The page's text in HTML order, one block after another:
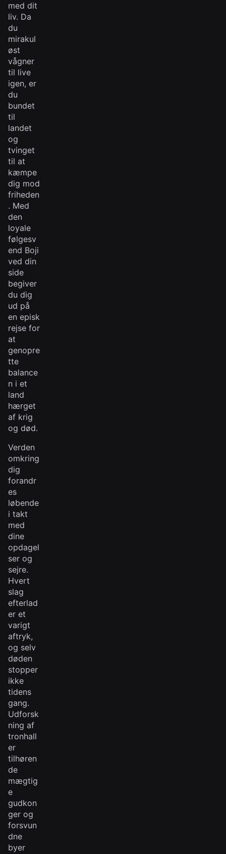
med dit
liv. Da
du
mirakul
øst
vågner
til live
igen, er
du
bundet
til
landet
og
tvinget
til at
kæmpe
dig mod
friheden
. Med
den
loyale
følgesv
end Boji
ved din
side
begiver
du dig
ud på
en episk
rejse for
at
genopre
tte
balance
n i et
land
hærget
af krig
og død.
Verden
omkring
dig
forandr
es
løbende
i takt
med
dine
opdagel
ser og
sejre.
Hvert
slag
efterlad
er et
varigt
aftryk,
og selv
døden
stopper
ikke
tidens
gang.
Udforsk
ning af
tronhall
er
tilhøren
de
mægtig
e
gudkon
ger og
forsvun
dne
byer